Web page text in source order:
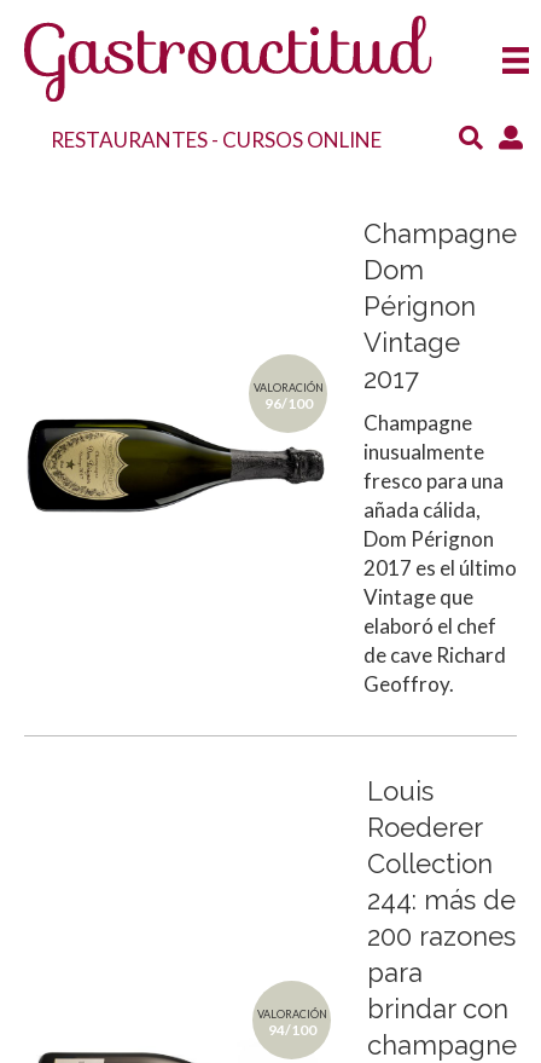
RESTAURANTES- CURSOS ONLINE
VALORACIÓN
96/100
Champagne
Dom
Pérignon
Vintage
2017
Champagne
inusualmente
fresco para una
añada cálida,
Dom Pérignon
2017 es el último
Vintage que
elaboró el chef
de cave Richard
Geoffroy.
VALORACIÓN
94/100
Louis
Roederer
Collection
244: más de
200 razones
para
brindar con
champagne